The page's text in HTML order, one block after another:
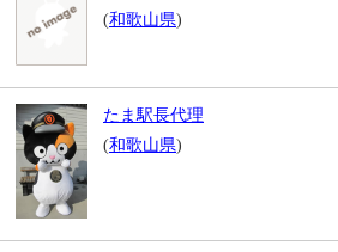
(和歌山県)
たま駅長代理
(和歌山県)